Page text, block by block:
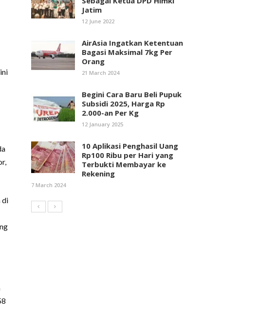
di
Jatim
12 June 2022
AirAsia Ingatkan Ketentuan
Bagasi Maksimal 7kg Per
Orang
21 March 2024
Begini Cara Baru Beli Pupuk
Subsidi 2025, Harga Rp
2.000-an Per Kg
12 January 2025
10 Aplikasi Penghasil Uang
Rp100 Ribu per Hari yang
Terbukti Membayar ke
Rekening
7 March 2024